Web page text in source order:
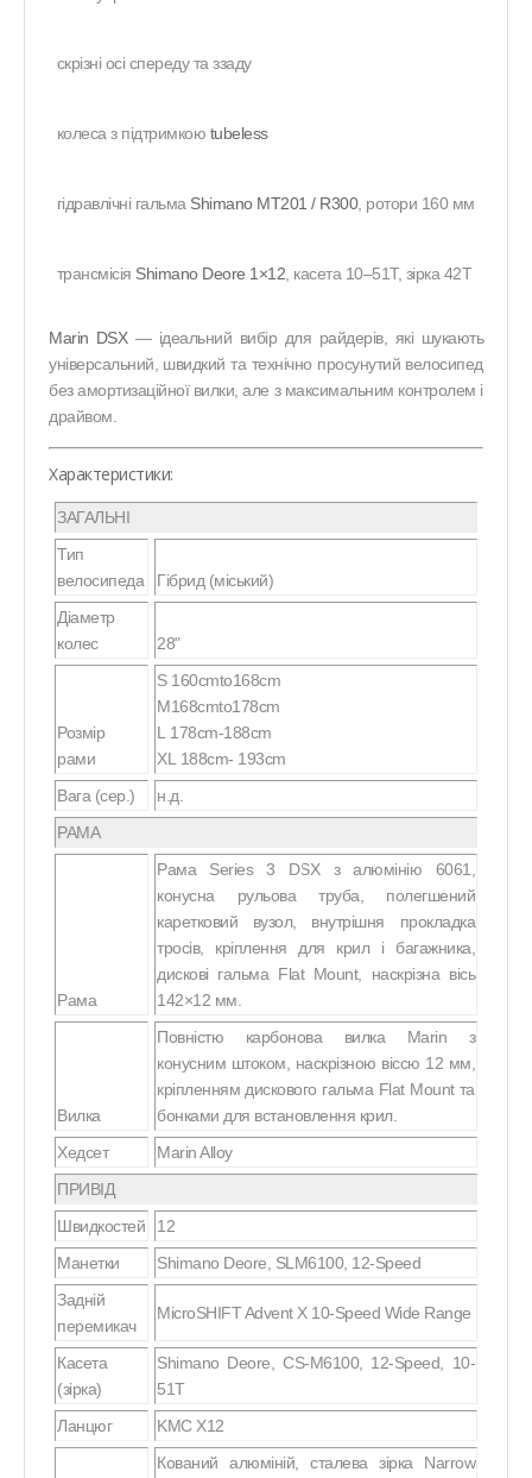
скрізні осі спереду та ззаду
колеса з підтримкою tubeless
гідравлічні гальма Shimano MT201 / R300, ротори 160 мм
трансмісія Shimano Deore 1×12 , касета 10–51T, зірка 42T
Marin DSX— ідеальний вибір для райдерів, які шукають
універсальний, швидкий та технічно просунутий велосипед
без амортизаційної вилки, але з максимальним контролем і
драйвом.
Характеристики:
ЗАГАЛЬНІ
Тип
велосипеда
Гібрид (міський)
Діаметр
колес
28"
Розмір
рами
S 160cmto168cm
M168cmto178cm
L 178cm-188cm
XL 188cm- 193cm
Вага (сер.)
н.д.
РАМА
Рама
Рама Series 3 DSX з алюмінію 6061,
конусна рульова труба, полегшений
каретковий вузол, внутрішня прокладка
тросів, кріплення для крил і багажника,
дискові гальма Flat Mount, наскрізна вісь
142×12 мм.
Вилка
Повністю карбонова вилка Marin з
конусним штоком, наскрізною віссю 12 мм,
кріпленням дискового гальма Flat Mount та
бонками для встановлення крил.
Хедсет
Marin Alloy
ПРИВІД
Швидкостей
12
Манетки
Shimano Deore, SLM6100, 12-Speed
Задній
перемикач
MicroSHIFT Advent X 10-Speed Wide Range
Касета
(зірка)
Shimano Deore, CS-M6100, 12-Speed, 10-
51T
Ланцюг
KMC X12
Кований алюміній, сталева зірка Narrow